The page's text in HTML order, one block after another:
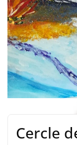
Cercle